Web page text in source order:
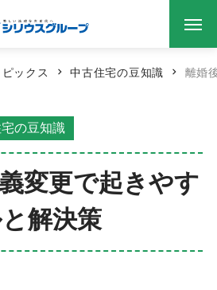
ックス 中古住宅の豆知識 離婚
の豆知識
変更で起きやす
解決策